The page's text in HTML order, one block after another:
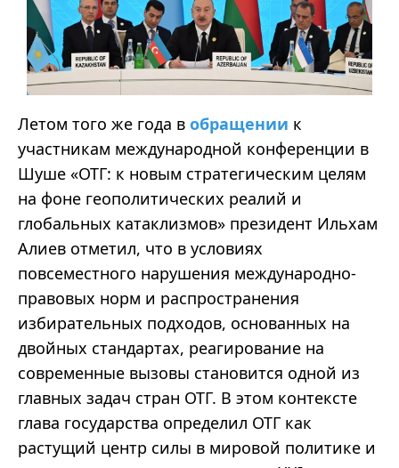
Летом того же года в обращении к
участникам международной конференции в
Шуше «ОТГ: к новым стратегическим целям
на фоне геополитических реалий и
глобальных катаклизмов» президент Ильхам
Алиев отметил, что в условиях
повсеместного нарушения международно-
правовых норм и распространения
избирательных подходов, основанных на
двойных стандартах, реагирование на
современные вызовы становится одной из
главных задач стран ОТГ. В этом контексте
глава государства определил ОТГ как
растущий центр силы в мировой политике и